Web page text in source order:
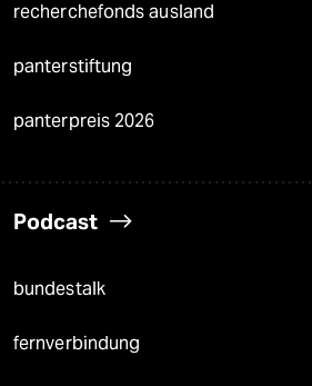
recherchefonds ausland
panterstiftung
panterpreis 2026
Podcast
bundestalk
fernverbindung